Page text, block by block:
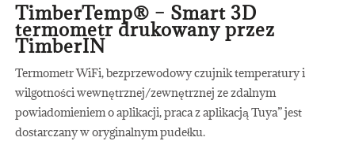
TimberTemp® – Smart 3D
termometr drukowany przez
TimberIN
Termometr WiFi, bezprzewodowy czujnik temperatury i
wilgotności wewnętrznej/zewnętrznej ze zdalnym
powiadomieniem o aplikacji, praca z aplikacją Tuya” jest
dostarczany w oryginalnym pudełku.